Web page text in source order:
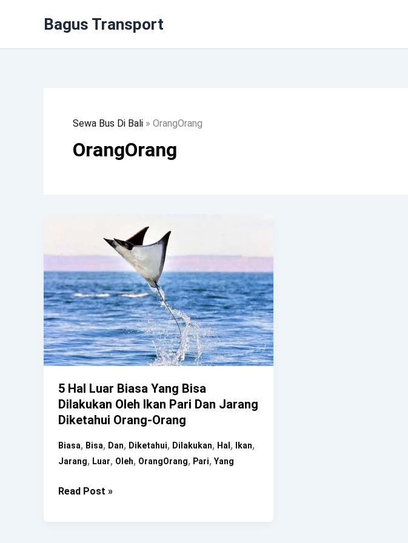
Bagus Transport
Sewa Bus Di Bali » OrangOrang
OrangOrang
5 Hal Luar Biasa Yang Bisa
Dilakukan Oleh Ikan Pari Dan Jarang
Diketahui Orang-Orang
Biasa, Bisa, Dan, Diketahui, Dilakukan, Hal , Ikan,
Jarang, Luar, Oleh, OrangOrang, Pari, Yang
5
Read Post »